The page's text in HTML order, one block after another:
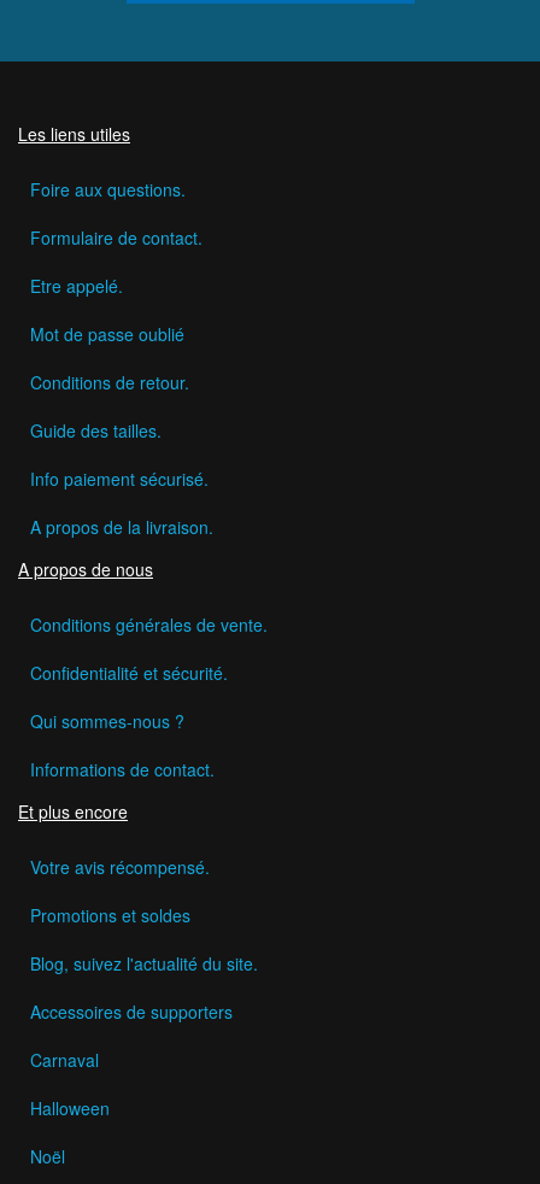
Les liens utiles
Foire aux questions.
Formulaire de contact.
Etre appelé.
Mot de passe oublié
Conditions de retour.
Guide des tailles.
Info paiement sécurisé.
A propos de la livraison.
A propos de nous
Conditions générales de vente.
Confidentialité et sécurité.
Qui sommes-nous ?
Informations de contact.
Et plus encore
Votre avis récompensé.
Promotions et soldes
Blog, suivez l'actualité du site.
Accessoires de supporters
Carnaval
Halloween
Noël